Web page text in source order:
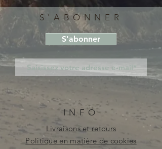
S'ABONNER
S'abonner
INFO
Livraisons et retours
Politique en matière de cookies